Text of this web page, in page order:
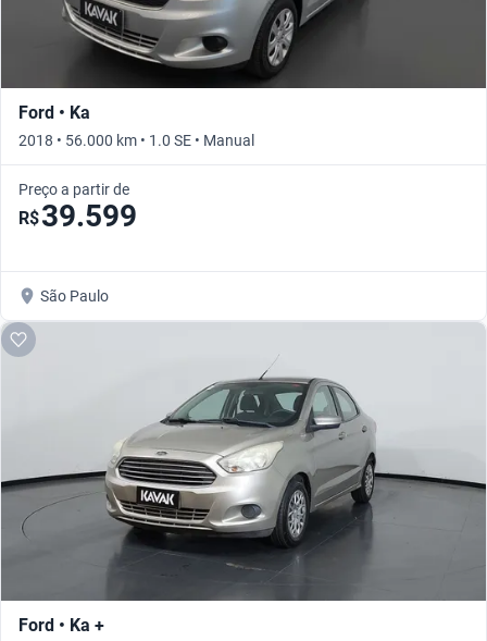
Ford • Ka
2018 • 56.000 km • 1.0 SE • Manual
Preço a partir de
R$39.599
São Paulo
Ford • Ka +